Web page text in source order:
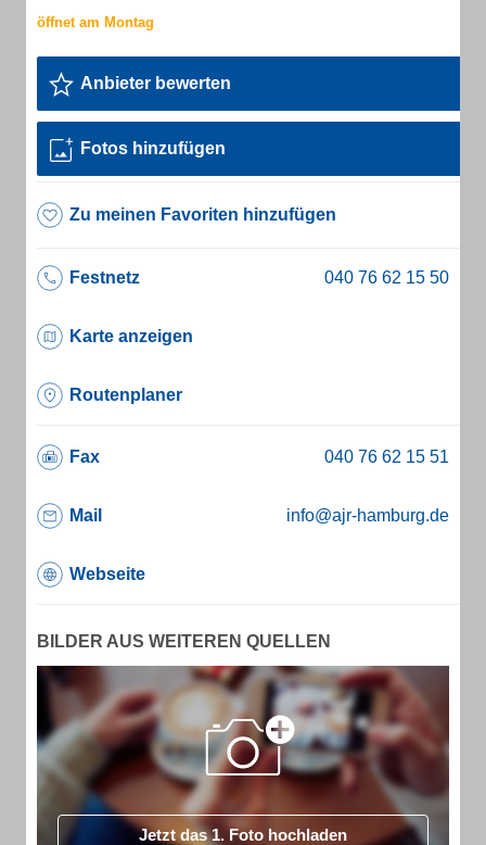
Anbieter bewerten
Fotos hinzufügen
Zu meinen Favoriten hinzufügen
Festnetz
Karte anzeigen
Routenplaner
Fax
Mail info@ajr-hamburg.de
Webseite
BILDER AUS WEITEREN QUELLEN
Jetzt das 1. Foto hochladen